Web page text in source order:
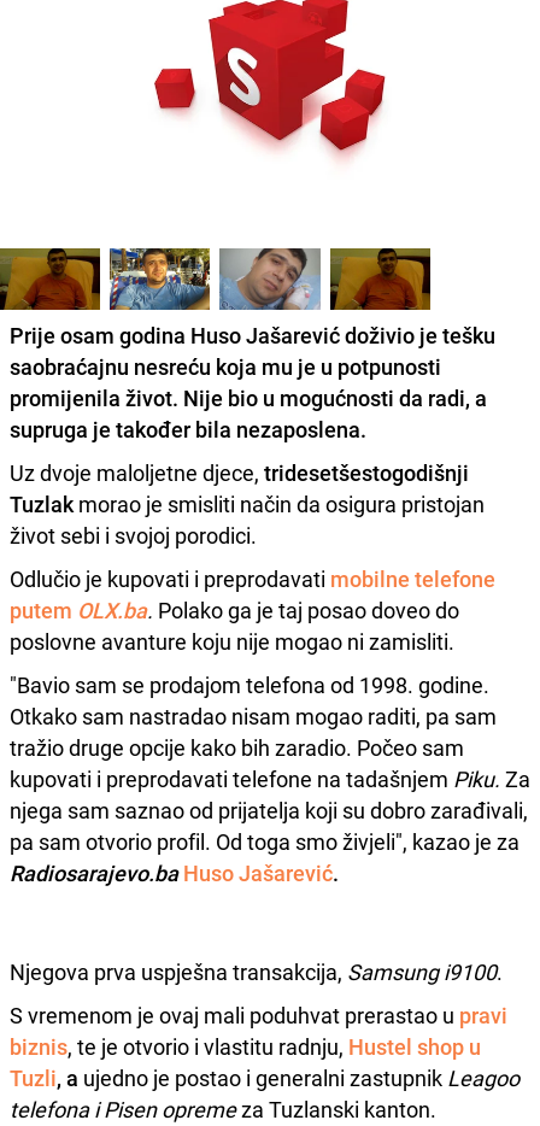
Prije osam godina Huso Jašarević doživio je tešku
saobraćajnu nesreću koja mu je u potpunosti
promijenila život. Nije bio u mogućnosti da radi, a
supruga je također bila nezaposlena.
Uz dvoje maloljetne djece, tridesetšestogodišnji
Tuzlakmorao je smisliti način da osigura pristojan
život sebi i svojoj porodici.
Odlučio je kupovati i preprodavati mobilne telefone
putem OLX.ba. Polako ga je taj posao doveo do
poslovne avanture koju nije mogao ni zamisliti.
"Bavio sam se prodajom telefona od 1998. godine.
Otkako sam nastradao nisam mogao raditi, pa sam
tražio druge opcije kako bih zaradio. Počeo sam
kupovati i preprodavati telefone na tadašnjem Piku. Za
njega sam saznao od prijatelja koji su dobro zarađivali,
pa sam otvorio profil. Od toga smo živjeli", kazao je za
Radiosarajevo.ba Huso Jašarević.
Njegova prva uspješna transakcija, Samsung i9100.
S vremenom je ovaj mali poduhvat prerastao u pravi
biznis, te je otvorio i vlastitu radnju, Hustel shop u
Tuzli, a ujedno je postao i generalni zastupnik Leagoo
telefona i Pisen opremeza Tuzlanski kanton.